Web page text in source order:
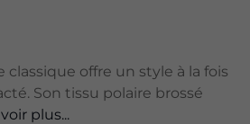
classique offre un style à la fois
Son tissu polaire brossé
voir plus...